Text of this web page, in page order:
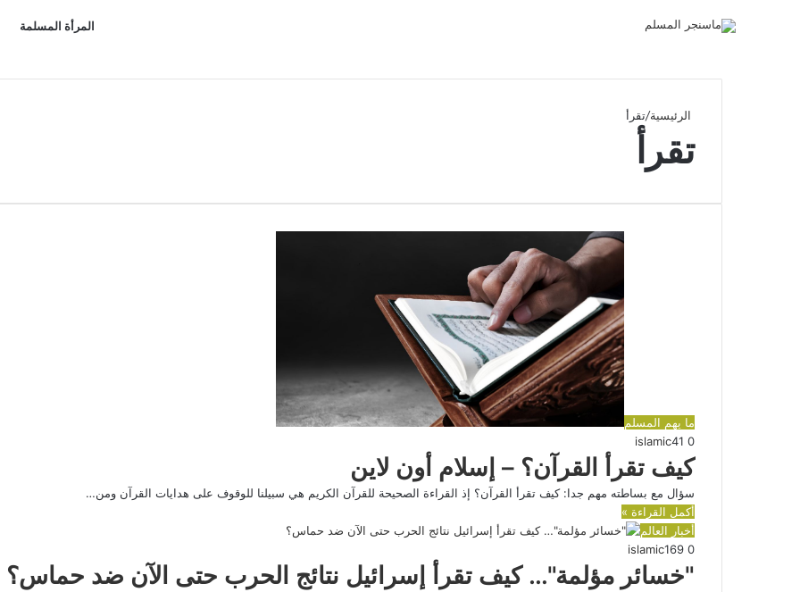
المرأة المسلمة
الرئيسية/تقرأ
تقرأ
ما يهم المسلم
islamic
0
كيف تقرأ القرآن؟ – إسلام أون لاين
سؤال مع بساطته مهم جدا: كيف تقرأ القرآن؟ إذ القراءة الصحيحة للقرآن الكريم هي سبيلنا للوقوف على هدايات القرآن ومن…
أكمل القراءة »
أخبار العالم
islamic
0
"خسائر مؤلمة"… كيف تقرأ إسرائيل نتائج الحرب حتى الآن ضد حماس؟